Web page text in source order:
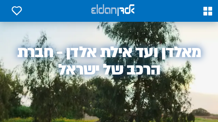
0
0
אלדן
מאלדן ועד אילת אלדן - חברת
הרכב של ישראל